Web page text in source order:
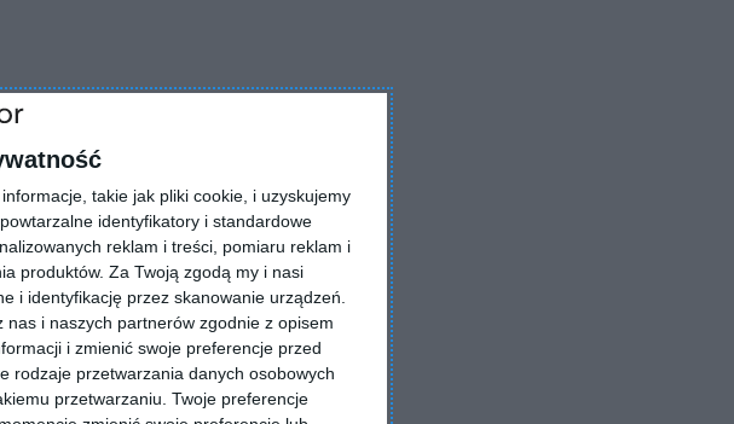
takie jak pliki cookie, i uzyskujemy
identyfikatory i standardowe
reklam i treści, pomiaru reklam i
produktów. Za Twoją zgodą my i nasi
i identyfikację przez skanowanie urządzeń.
i naszych partnerów zgodnie z opisem
i zmienić swoje preferencje przed
rodzaje przetwarzania danych osobowych
przetwarzaniu. Twoje preferencje